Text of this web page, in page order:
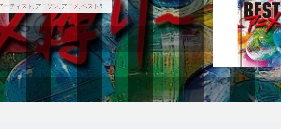
ーティスト , アニソン, アニメ, ベスト5